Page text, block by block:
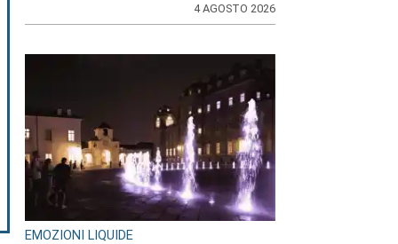
4 AGOSTO 2026
EMOZIONI LIQUIDE